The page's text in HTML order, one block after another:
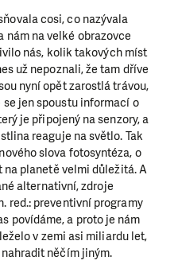
cosi, co nazývala
nám na velké obrazovce
nás, kolik takových míst
už nepoznali, že tam dříve
nyní opět zarostlá trávou,
jen spoustu informací o
je připojený na senzory, a
reaguje na světlo. Tak
slova fotosyntéza, o
na planetě velmi důležitá. A
alternativní, zdroje
red.: preventivní programy
povídáme, a proto je nám
v zemi asi miliardu let,
něčím jiným.